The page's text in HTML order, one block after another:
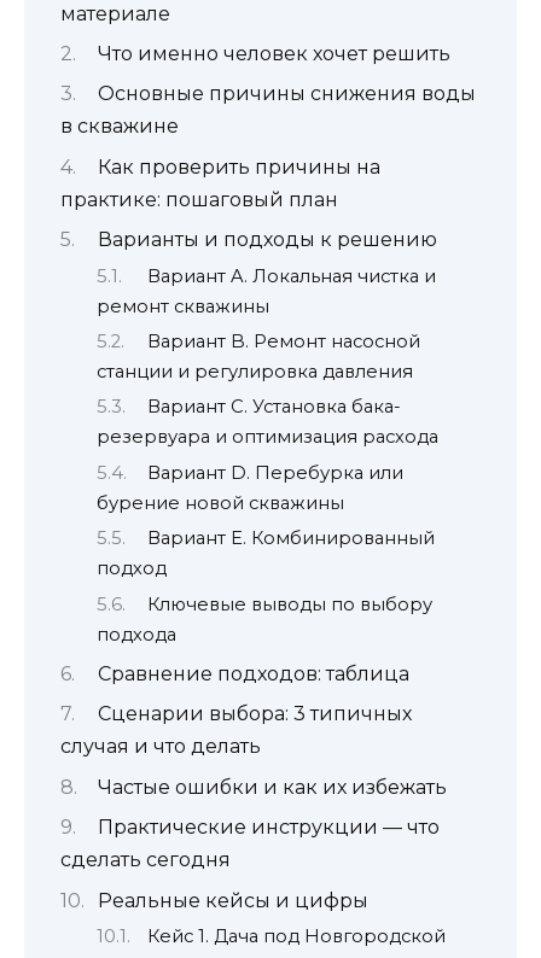
материале
Что именно человек хочет решить
Основные причины снижения воды
в скважине
Как проверить причины на
практике: пошаговый план
Варианты и подходы к решению
Вариант A. Локальная чистка и
ремонт скважины
Вариант B. Ремонт насосной
станции и регулировка давления
Вариант C. Установка бака-
резервуара и оптимизация расхода
Вариант D. Перебурка или
бурение новой скважины
Вариант E. Комбинированный
подход
Ключевые выводы по выбору
подхода
Сравнение подходов: таблица
Сценарии выбора: 3 типичных
случая и что делать
Частые ошибки и как их избежать
Практические инструкции — что
сделать сегодня
Реальные кейсы и цифры
Кейс 1. Дача под Новгородской